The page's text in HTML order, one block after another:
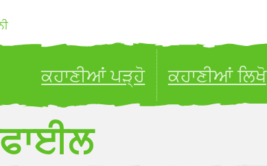
ਕਹਾਣੀਆਂ ਪੜ੍ਹੋ ਕਹਾਣੀਆਂ ਲਿਖੋ
your stories to a global audience.